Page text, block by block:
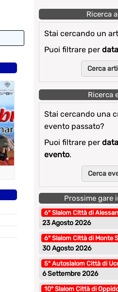
Ricerca
Stai cercando un
Puoi filtrare per data
Cerca
Ricerca
Stai cercando una
evento passato?
Puoi filtrare per data
evento.
Cerca
Prossime gare
6° Slalom Città di
23 Agosto 2026
6° Slalom Città di Monte
30 Agosto 2026
5° Autoslalom Città di
6 Settembre 2026
10° Slalom Città di